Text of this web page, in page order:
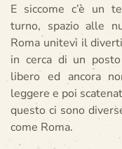
E siccome c’è un
turno, spazio alle
Roma unitevi il
in cerca di un
libero ed ancora
leggere e poi
questo ci sono
come Roma.